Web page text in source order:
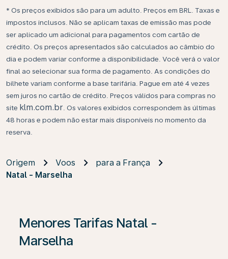
* Os preços exibidos são para um adulto. Preços em BRL. Taxas e
impostos inclusos. Não se aplicam taxas de emissão mas pode
ser aplicado um adicional para pagamentos com cartão de
crédito. Os preços apresentados são calculados ao câmbio do
dia e podem variar conforme a disponibilidade. Você verá o valor
final ao selecionar sua forma de pagamento. As condições do
bilhete variam conforme a base tarifária. Pague em até 4 vezes
sem juros no cartão de crédito. Preços válidos para compras no
site klm.com.br . Os valores exibidos correspondem às últimas
48 horas e podem não estar mais disponíveis no momento da
reserva.
Origem Voos
para a França
Natal - Marselha
Menores Tarifas Natal -
Marselha
Se não forem encontrados resultados, clique em